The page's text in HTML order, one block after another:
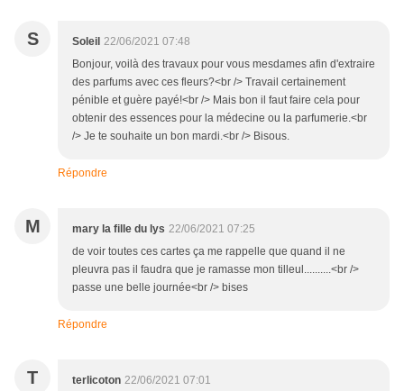
S Soleil 22/06/2021 07:48
Bonjour, voilà des travaux pour vous mesdames afin d'extraire
des parfums avec ces fleurs?<br /> Travail certainement
pénible et guère payé!<br /> Mais bon il faut faire cela pour
obtenir des essences pour la médecine ou la parfumerie.<br
/> Je te souhaite un bon mardi.<br /> Bisous.
Répondre
M mary la fille du lys 22/06/2021 07:25
de voir toutes ces cartes ça me rappelle que quand il ne
pleuvra pas il faudra que je ramasse mon tilleul..........<br />
passe une belle journée<br /> bises
Répondre
T terlicoton 22/06/2021 07:01